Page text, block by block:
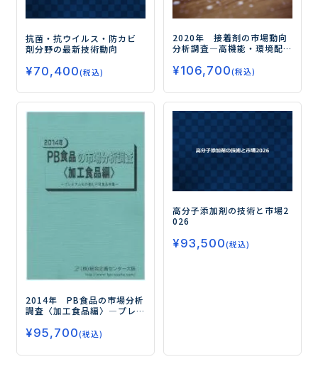
抗菌・抗ウイルス・防カビ
剤分野の最新技術動向
¥70,400(税込)
2020年 接着剤の市場動向
分析調査―高機能・環境配
―
¥106,700(税込)
2014年 PB食品の市場分析
調査〈加工食品編〉 ―プレ
―
¥95,700(税込)
高分子添加剤の技術と市場2
026
¥93,500(税込)